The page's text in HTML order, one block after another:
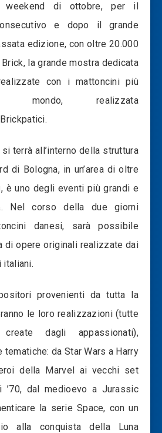
weekend di ottobre, per il
e dopo il grande
edizione, con oltre 20.000
la grande mostra dedicata
con i mattoncini più
mondo, realizzata
terrà all’interno della struttura
di Bologna, in un’area di oltre
è uno degli eventi più grandi e
Nel corso della due giorni
danesi, sarà possibile
di opere originali realizzate dai
provenienti da tutta la
le loro realizzazioni (tutte
dagli appassionati),
da Star Wars a Harry
della Marvel ai vecchi set
’70, dal medioevo a Jurassic
la serie Space, con un
alla conquista della Luna